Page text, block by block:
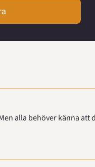
alla behöver känna att